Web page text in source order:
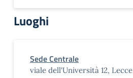
Luoghi
Sede Centrale
viale dell'Università 12, Lecce